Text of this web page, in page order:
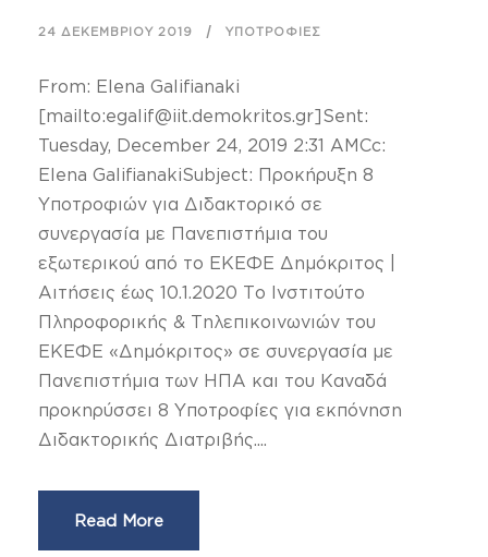
24 ΔΕΚΕΜΒΡΊΟΥ 2019 ΥΠΟΤΡΟΦΊΕΣ
From: Elena Galifianaki
[mailto:egalif@iit.demokritos.gr]Sent:
Tuesday, December 24, 2019 2:31 AMCc:
Elena GalifianakiSubject: Προκήρυξη 8
Υποτροφιών για Διδακτορικό σε
συνεργασία με Πανεπιστήμια του
εξωτερικού από το ΕΚΕΦΕ Δημόκριτος |
Αιτήσεις έως 10.1.2020 Το Ινστιτούτο
Πληροφορικής & Τηλεπικοινωνιών του
ΕΚΕΦΕ «Δημόκριτος» σε συνεργασία με
Πανεπιστήμια των ΗΠΑ και του Καναδά
προκηρύσσει 8 Υποτροφίες για εκπόνηση
Διδακτορικής Διατριβής....
Read More